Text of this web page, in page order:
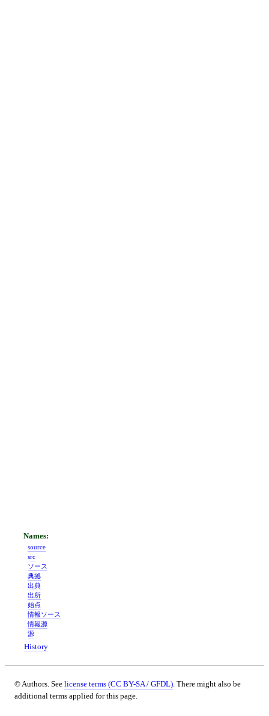
source
src
ソース
典拠
出典
出所
始点
情報ソース
情報源
源
History
© Authors. See license terms (CC BY-SA / GFDL) . There might also be
additional terms applied for this page.